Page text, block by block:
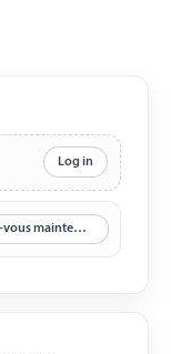
Log in
Enregistrez-vous maintenant